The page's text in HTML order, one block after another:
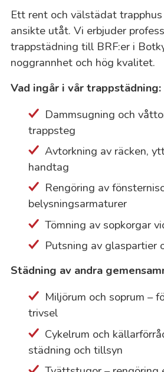
Ett rent och välstädat
ansikte utåt. Vi erbjuder
trappstädning till BRF:er i
noggrannhet och hög kvalitet.
Vad ingår i vår trappstädning:
Dammsugning och
trappsteg
Avtorkning av räcken,
handtag
Rengöring av
belysningsarmaturer
Tömning av sopkorgar
Putsning av glaspartier
Städning av andra
Miljörum och soprum –
trivsel
Cykelrum och
städning och tillsyn